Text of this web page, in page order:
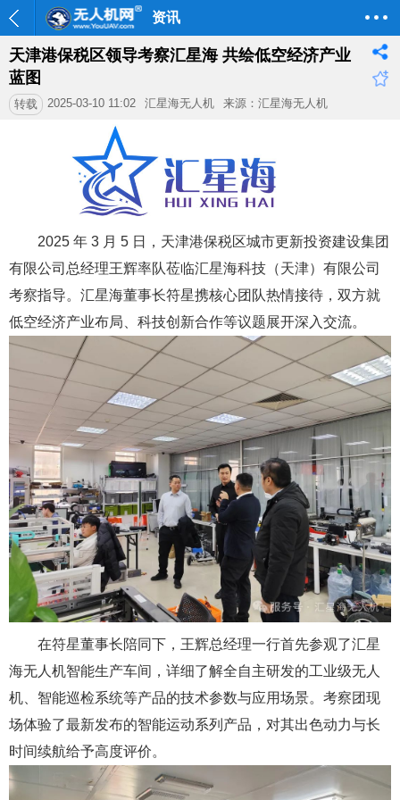
资讯
天津港保税区领导考察汇星海 共绘低空经济产业
蓝图
转载 2025-03-10 11:02 汇星海无人机 来源：汇星海无人机
2025 年 3 月 5 日，天津港保税区城市更新投资建设集团
有限公司总经理王辉率队莅临汇星海科技（天津）有限公司
考察指导。汇星海董事长符星携核心团队热情接待，双方就
低空经济产业布局、科技创新合作等议题展开深入交流。
在符星董事长陪同下，王辉总经理一行首先参观了汇星
海无人机智能生产车间，详细了解全自主研发的工业级无人
机、智能巡检系统等产品的技术参数与应用场景。考察团现
场体验了最新发布的智能运动系列产品，对其出色动力与长
时间续航给予高度评价。